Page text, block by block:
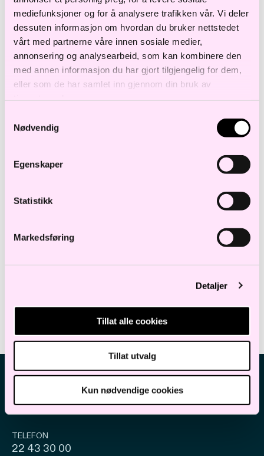
mediefunksjoner og for å analysere trafikken vår. Vi deler
dessuten informasjon om hvordan du bruker nettstedet
vårt med partnerne våre innen sosiale medier,
annonsering og analysearbeid, som kan kombinere den
med annen informasjon du har gjort tilgjengelig for dem,
eller som de har samlet inn gjennom din bruk av
Nødvendig
Egenskaper
Statistikk
Markedsføring
Detaljer
Tillat alle cookies
Tillat utvalg
Kun nødvendige cookies
LAST NED V-CARD
Bransje
Maria Romundstad jobber i en av Norges
TELEFON
22 43 30 00